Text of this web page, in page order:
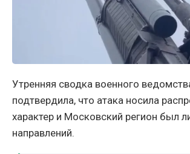
Утренняя сводка военного
подтвердила, что атака носила
характер и Московский регион был
направлений.